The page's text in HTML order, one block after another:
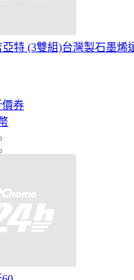
亞特 (3雙組)台灣製石墨烯
價券